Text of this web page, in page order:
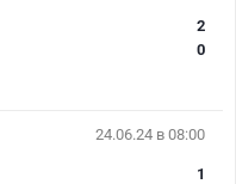
2
0
24.06.24 в 08:00
1